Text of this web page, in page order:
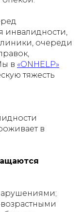
очереди
в «ONHELP»
тяжесть
в